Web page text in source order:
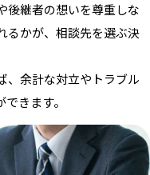
後継者の想いを尊重しな
るかが、相談先を選ぶ決
、余計な対立やトラブル
きます。